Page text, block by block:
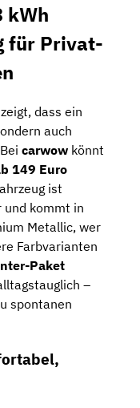
kWh
für Privat-
zeigt, dass ein
auch
carwow könnt
149 Euro
ist
kommt in
Metallic, wer
Farbvarianten
Paket
–
spontanen